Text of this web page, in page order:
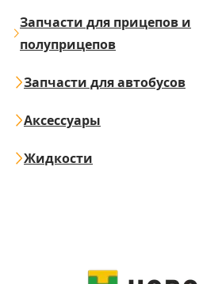
Запчасти для прицепов и
полуприцепов
Запчасти для автобусов
Аксессуары
Жидкости